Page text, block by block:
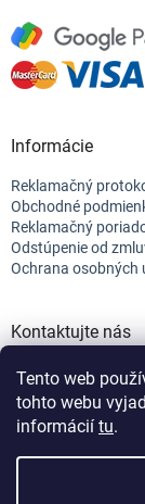
Tento web
tohto webu
informácií tu.
Informácie
Reklamačný
Obchodné
Reklamačný
Odstúpenie od
Ochrana osobných
Kontaktujte nás
+421 944 682 154
info@efix.top